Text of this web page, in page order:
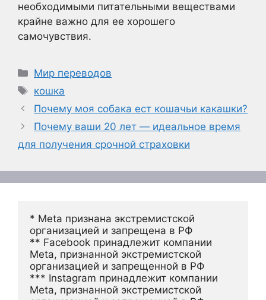
необходимыми питательными веществами
крайне важно для ее хорошего
самочувствия.
Рубрики
Мир переводов
Метки
кошка
Почему моя собака ест кошачьи какашки?
Почему ваши 20 лет — идеальное время
для получения срочной страховки
* Meta признана экстремистской
организацией и запрещена в РФ
** Facebook принадлежит компании
Meta, признанной экстремистской
организацией и запрещенной в РФ
*** Instagram принадлежит компании
Meta, признанной экстремистской